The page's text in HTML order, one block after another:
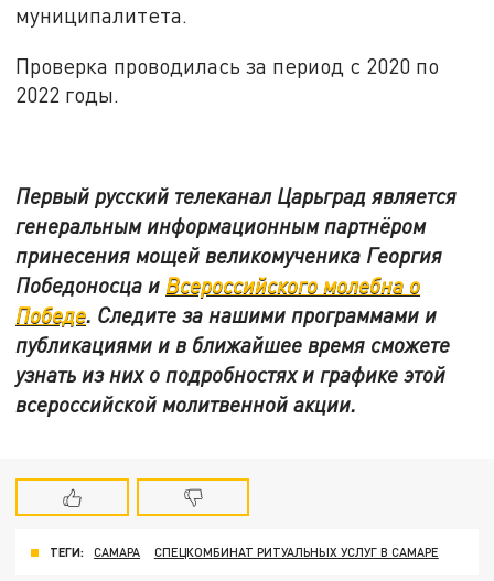
муниципалитета.
Проверка проводилась за период с 2020 по
2022 годы.
Первый русский телеканал Царьград является
генеральным информационным партнёром
принесения мощей великомученика Георгия
Победоносца и Всероссийского молебна о
Победе. Следите за нашими программами и
публикациями и в ближайшее время сможете
узнать из них о подробностях и графике этой
всероссийской молитвенной акции.
ТЕГИ: САМАРА СПЕЦКОМБИНАТ РИТУАЛЬНЫХ УСЛУГ В САМАРЕ